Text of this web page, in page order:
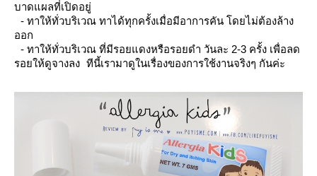
บาดแผลที่เปิดอยู่
- ทาให้ทั่วบริเวณ ทาได้ทุกครั้งเมื่อมีอาการคัน โดยไม่ต้องล้าง
ออก
- ทาให้ทั่วบริเวณ ที่มีรอยแดงหรือรอยดำ วันละ 2-3 ครั้ง เพื่อลด
รอยให้ดูจางลง ทีนี้เรามาดูในเรื่องของการใช้งานจริงๆ กันค่ะ